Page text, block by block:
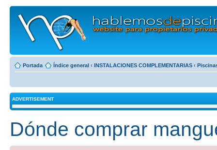
Portada Índice general ‹ INSTALACIONES COMPLEMENTARIAS ‹
ADVERTISEMENT
Dónde comprar